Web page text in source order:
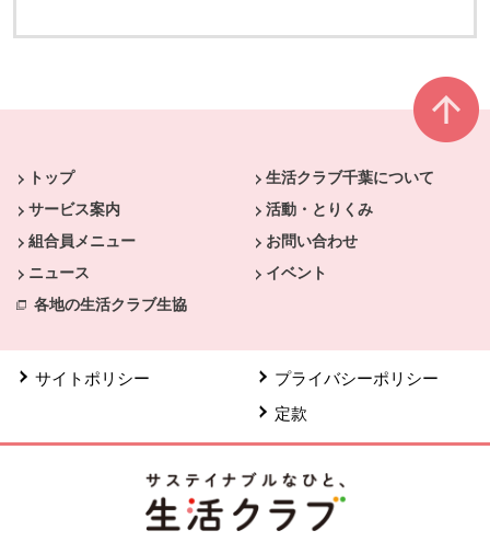
トップ
生活クラブ千葉について
サービス案内
活動・とりくみ
組合員メニュー
お問い合わせ
ニュース
イベント
各地の生活クラブ生協
サイトポリシー
プライバシーポリシー
定款